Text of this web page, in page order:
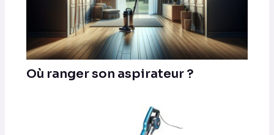
Où ranger son aspirateur ?